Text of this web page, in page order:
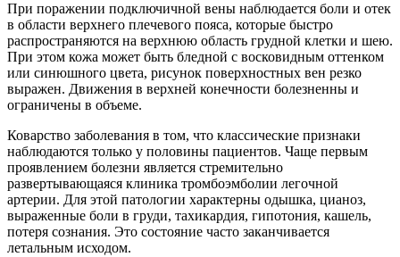
При поражении подключичной вены наблюдается боли и отек
в области верхнего плечевого пояса, которые быстро
распространяются на верхнюю область грудной клетки и шею.
При этом кожа может быть бледной с восковидным оттенком
или синюшного цвета, рисунок поверхностных вен резко
выражен. Движения в верхней конечности болезненны и
ограничены в объеме.
Коварство заболевания в том, что классические признаки
наблюдаются только у половины пациентов. Чаще первым
проявлением болезни является стремительно
развертывающаяся клиника тромбоэмболии легочной
артерии. Для этой патологии характерны одышка, цианоз,
выраженные боли в груди, тахикардия, гипотония, кашель,
потеря сознания. Это состояние часто заканчивается
летальным исходом.